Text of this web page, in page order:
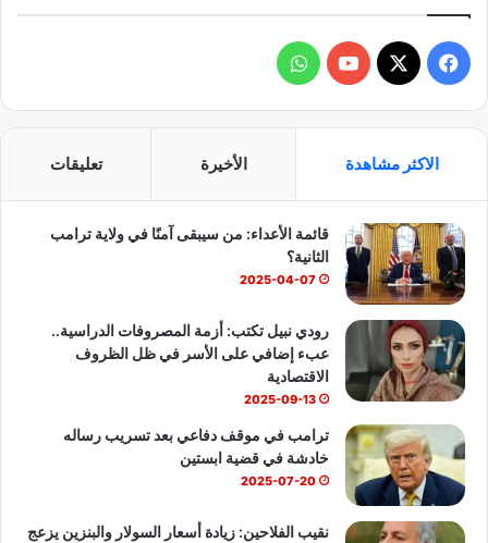
ي
و
ك
X
Y
T
u
e
ا
ا
ب
الاكثر مشاهدة الأخيرة تعليقات
قائمة الأعداء: من سيبقى آمنًا في ولاية ترامب
الثانية؟
2025-04-07
رودي نبيل تكتب: أزمة المصروفات الدراسية..
عبء إضافي على الأسر في ظل الظروف
الاقتصادية
2025-09-13
ترامب في موقف دفاعي بعد تسريب رساله
خادشة في قضية ابستين
2025-07-20
نقيب الفلاحين: زيادة أسعار السولار والبنزين يزعج